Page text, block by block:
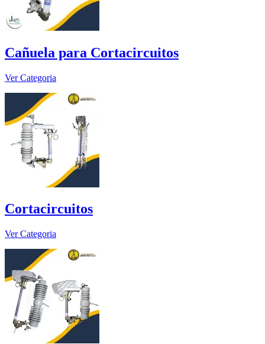
Cañuela para Cortacircuitos
Ver Categoria
Cortacircuitos
Ver Categoria